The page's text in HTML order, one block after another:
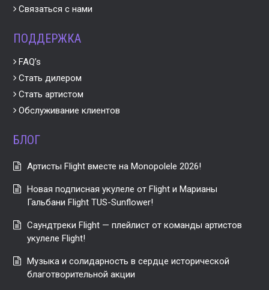
Связаться с нами
ПОДДЕРЖКА
FAQ’s
Стать дилером
Стать артистом
Обслуживание клиентов
БЛОГ
Артисты Flight вместе на Monopolele 2026!
Новая подписная укулеле от Flight и Марианы
Гальбани Flight TUS-Sunflower!
Саундтреки Flight — плейлист от команды артистов
укулеле Flight!
Музыка и солидарность в сердце исторической
благотворительной акции